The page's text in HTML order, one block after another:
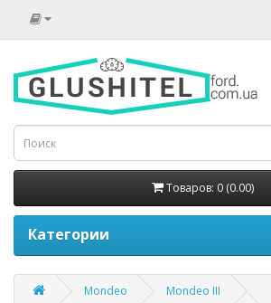
Товаров: 0 (0.00)
Категории
Mondeo
Mondeo III